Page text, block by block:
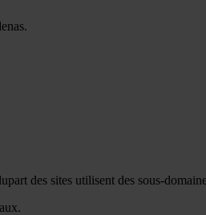
des sites utilisent des sous-